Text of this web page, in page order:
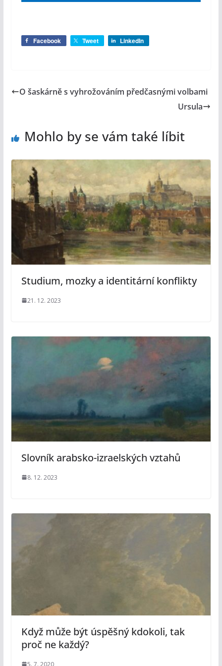
Facebook Tweet LinkedIn
O šaskárně s vyhrožováním předčasnými volbami
Ursula
Mohlo by se vám také líbit
Studium, mozky a identitární konflikty
21. 12. 2023
Slovník arabsko-izraelských vztahů
8. 12. 2023
Když může být úspěšný kdokoli, tak
proč ne každý?
5. 7. 2020